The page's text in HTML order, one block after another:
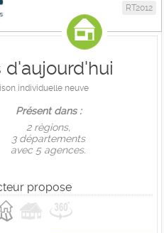
RT2012
d'aujourd'hui
individuelle neuve
Présent dans :
2 règions,
3 départements
avec 5 agences.
propose